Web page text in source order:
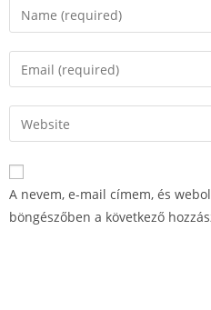
A nevem, e-mail címem, és
böngészőben a következő